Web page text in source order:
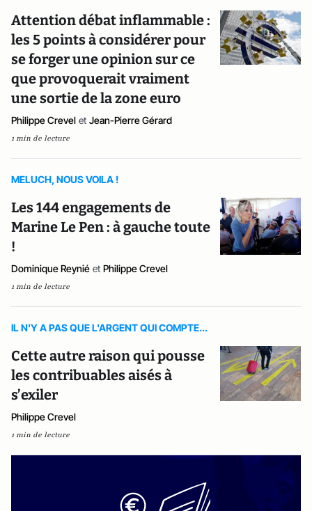
Attention débat inflammable :
les 5 points à considérer pour
se forger une opinion sur ce
que provoquerait vraiment
une sortie de la zone euro
Philippe Crevel et Jean-Pierre Gérard
1 min de lecture
MELUCH, NOUS VOILA !
Les 144 engagements de
Marine Le Pen : à gauche toute
!
Dominique Reynié et Philippe Crevel
1 min de lecture
IL N'Y A PAS QUE L'ARGENT QUI COMPTE...
Cette autre raison qui pousse
les contribuables aisés à
s’exiler
Philippe Crevel
1 min de lecture